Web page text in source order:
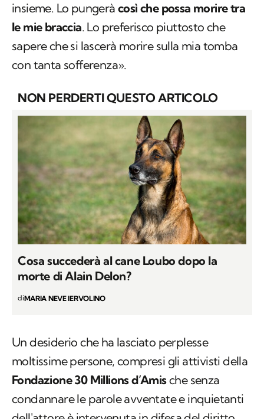
insieme. Lo pungerà così che possa morire tra
le mie braccia. Lo preferisco piuttosto che
sapere che si lascerà morire sulla mia tomba
con tanta sofferenza».
NON PERDERTI QUESTO ARTICOLO
Cosa succederà al cane Loubo dopo la
morte di Alain Delon?
diMARIA NEVE IERVOLINO
Un desiderio che ha lasciato perplesse
moltissime persone, compresi gli attivisti della
Fondazione 30 Millions d’Amische senza
condannare le parole avventate e inquietanti